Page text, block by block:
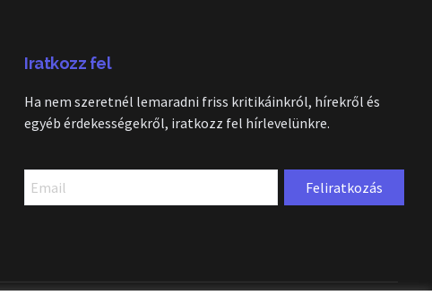
Iratkozz fel
Ha nem szeretnél lemaradni friss kritikáinkról, hírekről és
egyéb érdekességekről, iratkozz fel hírlevelünkre.
Feliratkozás